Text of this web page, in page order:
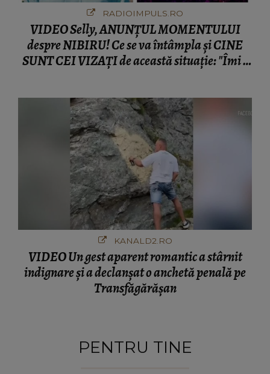
RADIOIMPULS.RO
VIDEO Selly, ANUNȚUL MOMENTULUI
despre NIBIRU! Ce se va întâmpla și CINE
SUNT CEI VIZAȚI de această situație: "Îmi e
KANALD2.RO
VIDEO Un gest aparent romantic a stârnit
indignare și a declanșat o anchetă penală pe
Transfăgărășan
PENTRU TINE